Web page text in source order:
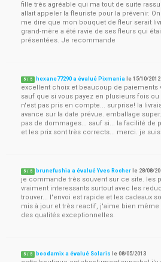
fille très agréable qui ma tout de suite
allait appeler la fleuriste pour la prévenir.
me dire que mon bouquet de fleur serait
grand-mère a été ravie de ses fleurs qui
présentées. Je recommande
5 / 5 hexane77290 a évalué Pixmania le15/10/2012
excellent choix et beaucoup de paiements
sauf que si vous payez en plusieurs fois
n'est pas pris en compte... surprise! la
avance sur la date prévue. emballage
pas de dommages... sauf si... la facilité de
et les prix sont très corrects... merci. je
5 / 5 brunefushia a évalué Yves Rocher le 28/08/
je commande très souvent sur ce site. les
vraiment interessants surtout avec les
trouver... l'envoi est rapide et les cadeaux
mis à jour et très reactif, j'aime bien
des qualités exceptionnelles.
5 / 5 boodamix a évalué Solaris le08/05/2013